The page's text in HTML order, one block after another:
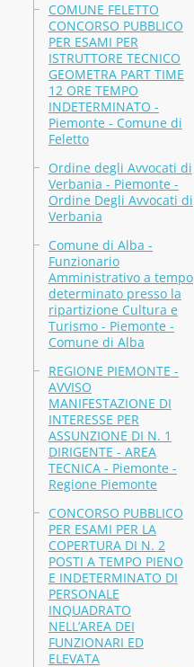
COMUNE FELETTO
CONCORSO PUBBLICO
PER ESAMI PER
ISTRUTTORE TECNICO
GEOMETRA PART TIME
12 ORE TEMPO
INDETERMINATO -
Piemonte - Comune di
Feletto
Ordine degli Avvocati di
Verbania - Piemonte -
Ordine Degli Avvocati di
Verbania
Comune di Alba -
Funzionario
Amministrativo a tempo
determinato presso la
ripartizione Cultura e
Turismo - Piemonte -
Comune di Alba
REGIONE PIEMONTE -
AVVISO
MANIFESTAZIONE DI
INTERESSE PER
ASSUNZIONE DI N. 1
DIRIGENTE - AREA
TECNICA - Piemonte -
Regione Piemonte
CONCORSO PUBBLICO
PER ESAMI PER LA
COPERTURA DI N. 2
POSTI A TEMPO PIENO
E INDETERMINATO DI
PERSONALE
INQUADRATO
NELL’AREA DEI
FUNZIONARI ED
ELEVATA